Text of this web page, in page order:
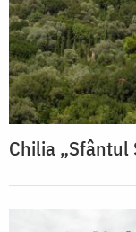
Chilia „Sfântul